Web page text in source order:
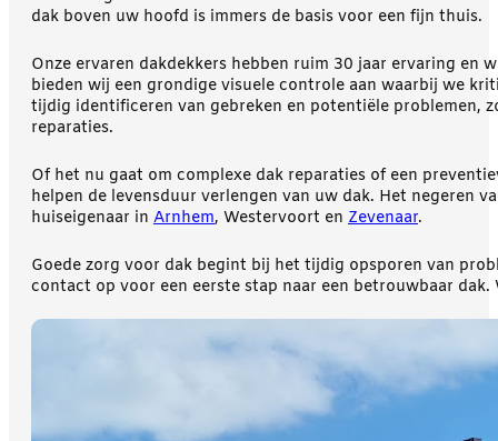
dak boven uw hoofd is immers de basis voor een fijn thuis.
Onze ervaren dakdekkers hebben ruim 30 jaar ervaring
bieden wij een grondige visuele controle aan waarbij we
tijdig identificeren van gebreken en potentiële problemen,
reparaties.
Of het nu gaat om complexe dak reparaties of een
helpen de levensduur verlengen van uw dak. Het negeren
huiseigenaar in Arnhem, Westervoort en Zevenaar.
Goede zorg voor dak begint bij het tijdig opsporen van
contact op voor een eerste stap naar een betrouwbaar